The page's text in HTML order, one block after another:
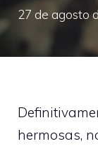
27 de agosto
hermosas,